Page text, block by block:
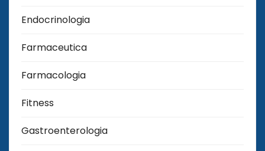
Endocrinologia
Farmaceutica
Farmacologia
Fitness
Gastroenterologia